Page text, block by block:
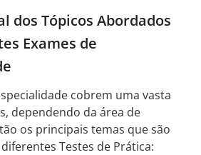
dos Tópicos Abordados
Exames de
cobrem uma vasta
dependendo da área de
os principais temas que são
Testes de Prática: